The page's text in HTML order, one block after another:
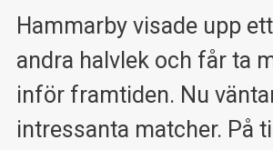
Hammarby visade upp
andra halvlek och får ta
inför framtiden. Nu
intressanta matcher. På